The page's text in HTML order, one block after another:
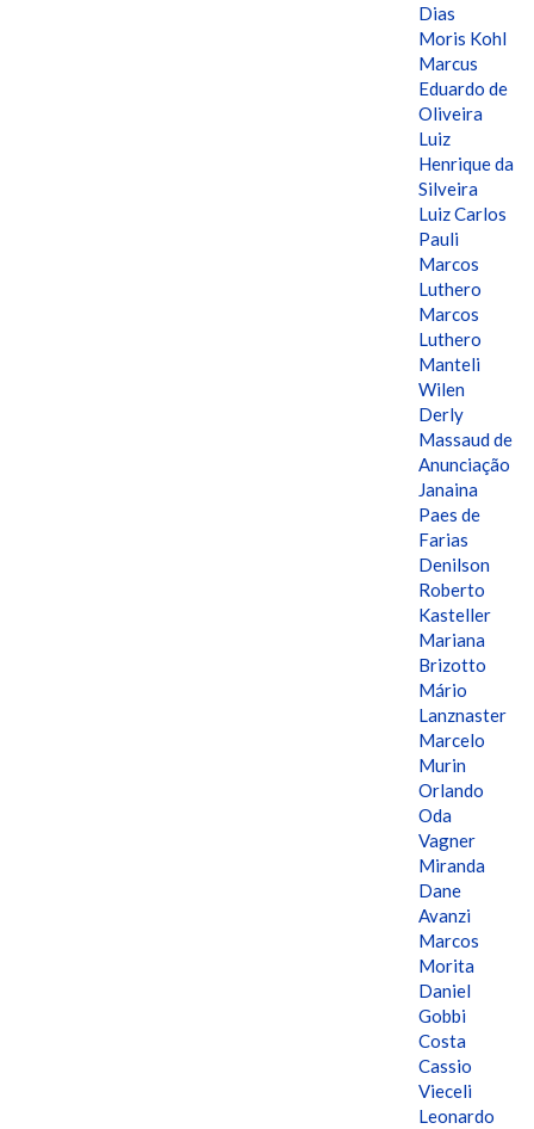
Dias
Moris Kohl
Marcus
Eduardo de
Oliveira
Luiz
Henrique da
Silveira
Luiz Carlos
Pauli
Marcos
Luthero
Marcos
Luthero
Manteli
Wilen
Derly
Massaud de
Anunciação
Janaina
Paes de
Farias
Denilson
Roberto
Kasteller
Mariana
Brizotto
Mário
Lanznaster
Marcelo
Murin
Orlando
Oda
Vagner
Miranda
Dane
Avanzi
Marcos
Morita
Daniel
Gobbi
Costa
Cassio
Vieceli
Leonardo